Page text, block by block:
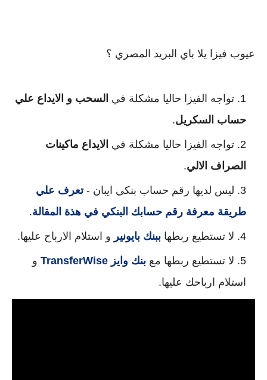
عيوب فيزا يلا باي البريد المصري ؟
تواجه الفيزا حاليا مشكلة في
حساب السكريل.
تواجه الفيزا حاليا مشكلة في
الصراف الالي.
ليس لديها رقم حساب بنكي ايبان -
طريقة معرفة رقم حسابك البنكي في هذة المقالة.
لا تستطيع ربطها ببنك بايونير و استلام الارباح عليها.
لا تستطيع ربطها مع بنك وايز TransferWise
استلام ارباحك عليها.